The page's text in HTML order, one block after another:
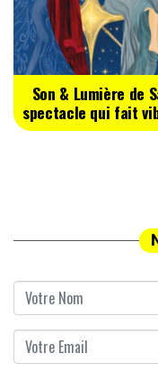
Son & Lumière de
spectacle qui fait